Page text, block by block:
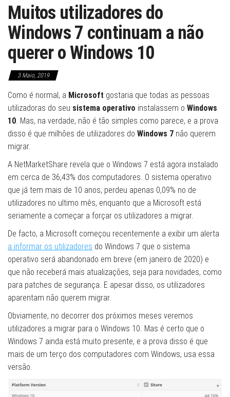
Muitos utilizadores do
Windows 7 continuam a não
querer o Windows 10
3 Maio, 2019
Como é normal, a Microsoft gostaria que todas as pessoas
utilizadoras do seu sistema operativo instalassem o Windows
10. Mas, na verdade, não é tão simples como parece, e a prova
disso é que milhões de utilizadores do Windows 7 não querem
migrar.
A NetMarketShare revela que o Windows 7 está agora instalado
em cerca de 36,43% dos computadores. O sistema operativo
que já tem mais de 10 anos, perdeu apenas 0,09% no de
utilizadores no ultimo mês, enquanto que a Microsoft está
seriamente a começar a forçar os utilizadores a migrar.
De facto, a Microsoft começou recentemente a exibir um alerta
a informar os utilizadores do Windows 7 que o sistema
operativo será abandonado em breve (em janeiro de 2020) e
que não receberá mais atualizações, seja para novidades, como
para patches de segurança. E apesar disso, os utilizadores
aparentam não querem migrar.
Obviamente, no decorrer dos próximos meses veremos
utilizadores a migrar para o Windows 10. Mas é certo que o
Windows 7 ainda está muito presente, e a prova disso é que
mais de um terço dos computadores com Windows, usa essa
versão.